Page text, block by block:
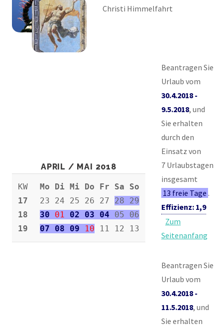
Christi Himmelfahrt
APRIL / MAI 2018
KW
17
18
19
Mo Di Mi Do Fr Sa So
23 24 25 26 27 28 29
30
01 02 03 04 05 06
07 08 09
10 11 12 13
Beantragen Sie
Urlaub vom
30.4.2018 -
9.5.2018, und
Sie erhalten
durch den
Einsatz von
7 Urlaubstagen
insgesamt
13 freie Tage .
Effizienz: 1,9
Zum
Seitenanfang
Beantragen Sie
Urlaub vom
30.4.2018 -
11.5.2018, und
Sie erhalten